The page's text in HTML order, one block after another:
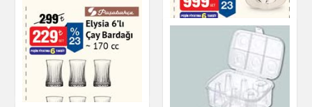
Elysia 6'lı Çay
Bardağı - 170 cc
Çay & Kahve & Şeker
Altın Rimli Porselen
Çay Fincan Seti 180
Çay & Kahve & Şeker